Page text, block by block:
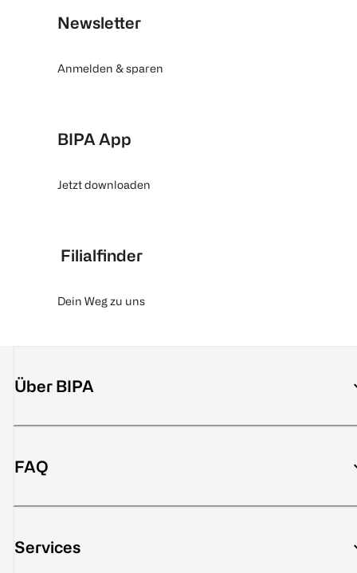
Newsletter
Anmelden & sparen
BIPA App
Jetzt downloaden
Filialfinder
Dein Weg zu uns
Über BIPA
FAQ
Services